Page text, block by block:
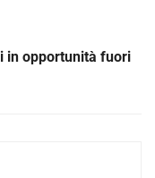
in opportunità fuori